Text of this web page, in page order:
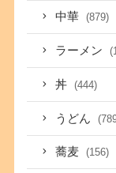
中華 (879)
ラーメン
丼 (444)
うどん
蕎麦 (156)